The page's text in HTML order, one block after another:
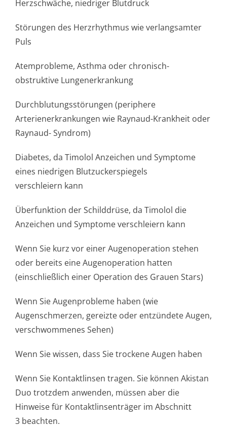
Herzschwäche, niedriger Blutdruck
Störungen des Herzrhythmus wie verlangsamter
Puls
Atemprobleme, Asthma oder chronisch-
obstruktive Lungenerkrankung
Durchblutungsstörun­gen (periphere
Arterienerkran­kungen wie Raynaud-Krankheit oder
Raynaud- Syndrom)
Diabetes, da Timolol Anzeichen und Symptome
eines niedrigen Blutzuckerspiegels
verschleiern kann
Überfunktion der Schilddrüse, da Timolol die
Anzeichen und Symptome verschleiern kann
Wenn Sie kurz vor einer Augenoperation stehen
oder bereits eine Augenoperation hatten
(einschließlich einer Operation des Grauen Stars)
Wenn Sie Augenprobleme haben (wie
Augenschmerzen, gereizte oder entzündete Augen,
verschwommenes Se­hen)
Wenn Sie wissen, dass Sie trockene Augen haben
Wenn Sie Kontaktlinsen tragen. Sie können Akistan
Duo trotzdem anwenden, müssen aber die
Hinweise für Kontaktlinsenträger im Abschnitt
3 beachten.